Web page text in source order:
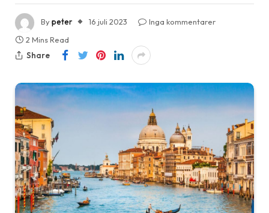
Bypeter 16 juli 2023
Inga kommentarer
2 Mins Read
Share